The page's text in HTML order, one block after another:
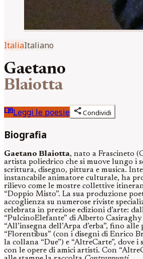
ItaliaItaliano
Gaetano
Blaiotta
menu_bookLeggi le poesie shareCondividi
Biografia
Gaetano Blaiotta, nato a Frascineto
artista poliedrico che si muove lungo i
scrittura, disegno, pittura e musica.
instancabile animatore culturale, ha
rilievo come le mostre collettive
“Doppio Misto”. La sua produzione
accoglienza su numerose riviste
celebrata in preziose edizioni d’arte:
“PulcinoElefante” di Alberto
“All’insegna dell’Arpa d’erba”, fino
“Florentibus” (con i disegni di Enrico
la collana “Due”) e “AltreCarte”, dove i
con le opere di amici artisti. Con